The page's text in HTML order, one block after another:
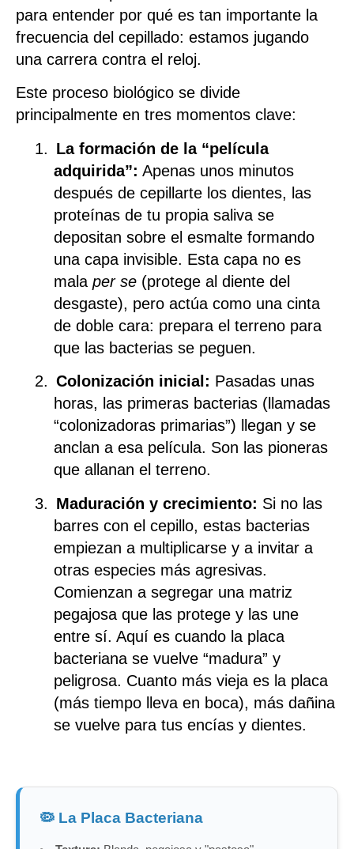
para entender por qué es tan importante la
frecuencia del cepillado: estamos jugando
una carrera contra el reloj.
Este proceso biológico se divide
principalmente en tres momentos clave:
1. La formación de la “película
adquirida”: Apenas unos minutos
después de cepillarte los dientes, las
proteínas de tu propia saliva se
depositan sobre el esmalte formando
una capa invisible. Esta capa no es
mala per se (protege al diente del
desgaste), pero actúa como una cinta
de doble cara: prepara el terreno para
que las bacterias se peguen.
2. Colonización inicial: Pasadas unas
horas, las primeras bacterias (llamadas
“colonizadoras primarias”) llegan y se
anclan a esa película. Son las pioneras
que allanan el terreno.
3. Maduración y crecimiento: Si no las
barres con el cepillo, estas bacterias
empiezan a multiplicarse y a invitar a
otras especies más agresivas.
Comienzan a segregar una matriz
pegajosa que las protege y las une
entre sí. Aquí es cuando la placa
bacteriana se vuelve “madura” y
peligrosa. Cuanto más vieja es la placa
(más tiempo lleva en boca), más dañina
se vuelve para tus encías y dientes.
🦠 La Placa Bacteriana